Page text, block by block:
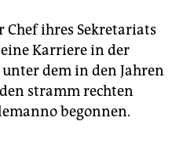
Chef ihres Sekretariats
Karriere in der
dem in den Jahren
stramm rechten
begonnen.